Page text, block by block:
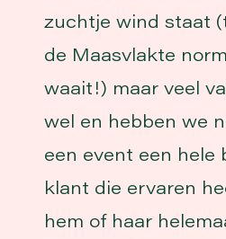
zuchtje wind staat
de Maasvlakte
waait!) maar veel
wel en hebben we
een event een hele
klant die ervaren
hem of haar